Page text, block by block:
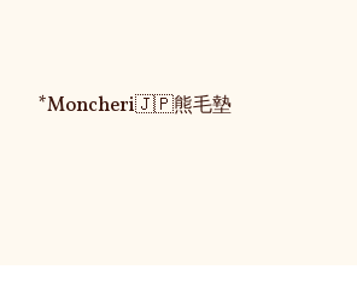
*Moncheri🇯🇵熊毛墊